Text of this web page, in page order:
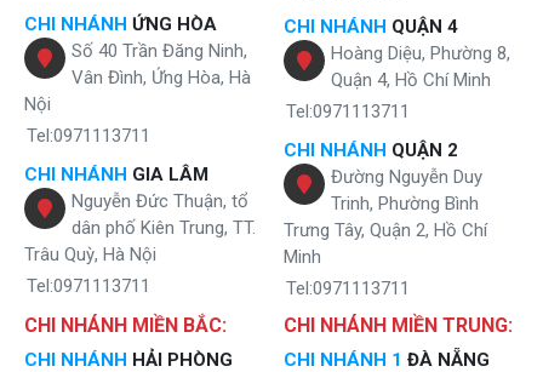
CHI NHÁNH ỨNG HÒA
Số 40 Trần Đăng Ninh,
Vân Đình, Ứng Hòa, Hà
Nội
Tel:0971113711
CHI NHÁNH GIA LÂM
Nguyễn Đức Thuận, tổ
dân phố Kiên Trung, TT.
Trâu Quỳ, Hà Nội
Tel:0971113711
CHI NHÁNH QUẬN 4
Hoàng Diệu, Phường 8,
Quận 4, Hồ Chí Minh
Tel:0971113711
CHI NHÁNH QUẬN 2
Đường Nguyễn Duy
Trinh, Phường Bình
Trưng Tây, Quận 2, Hồ Chí
Minh
Tel:0971113711
CHI NHÁNH MIỀN BẮC:
CHI NHÁNH HẢI PHÒNG
CHI NHÁNH MIỀN TRUNG:
CHI NHÁNH 1 ĐÀ NẴNG